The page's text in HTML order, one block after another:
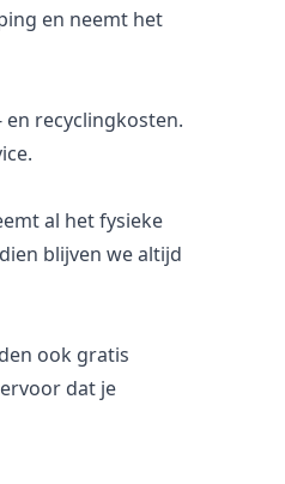
en neemt het
recyclingkosten.
al het fysieke
blijven we altijd
ook gratis
dat je